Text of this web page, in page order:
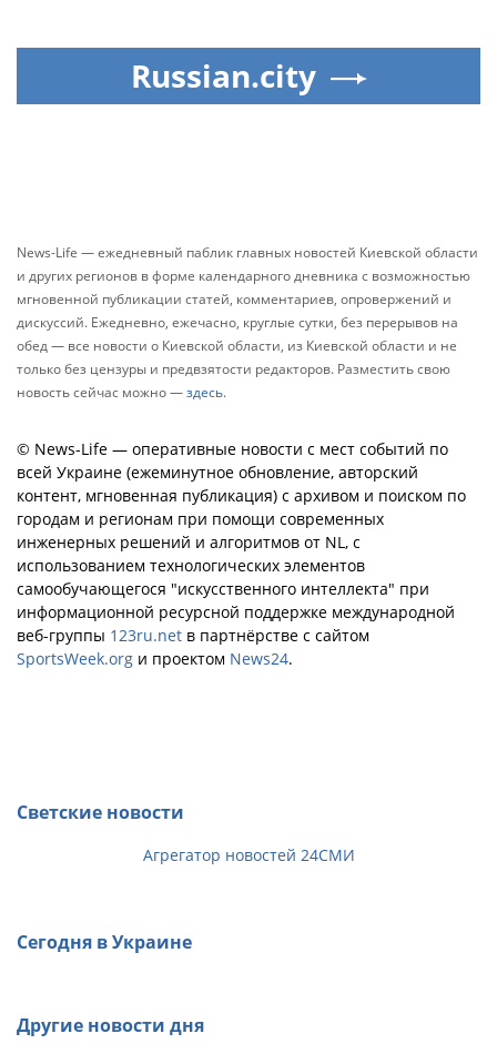
Russian.city
News-Life — ежедневный паблик главных новостей Киевской области
и других регионов в форме календарного дневника с возможностью
мгновенной публикации статей, комментариев, опровержений и
дискуссий. Ежедневно, ежечасно, круглые сутки, без перерывов на
обед — все новости о Киевской области, из Киевской области и не
только без цензуры и предвзятости редакторов. Разместить свою
новость сейчас можно —здесь.
© News-Life — оперативные новости с мест событий по
всей Украине (ежеминутное обновление, авторский
контент, мгновенная публикация) с архивом и поиском по
городам и регионам при помощи современных
инженерных решений и алгоритмов от NL, с
использованием технологических элементов
самообучающегося "искусственного интеллекта" при
информационной ресурсной поддержке международной
веб-группы 123ru.net в партнёрстве с сайтом
SportsWeek.org и проектом News24.
Светские новости
Агрегатор новостей 24СМИ
Сегодня в Украине
Другие новости дня